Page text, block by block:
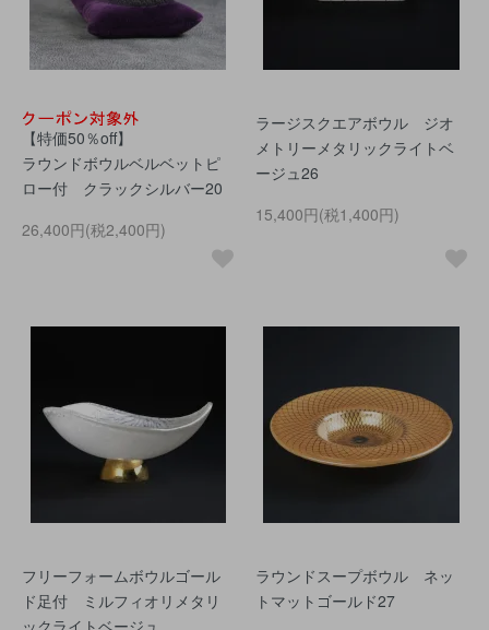
【特価50％off】
ラウンドボウルベルベットピ
ロー付 クラックシルバー20
26,400円(税2,400円)
ラージスクエアボウル ジオ
メトリーメタリックライトベ
ージュ26
15,400円(税1,400円)
フリーフォームボウルゴール
ド足付 ミルフィオリメタリ
ックライトベージュ
ラウンドスープボウル ネッ
トマットゴールド27